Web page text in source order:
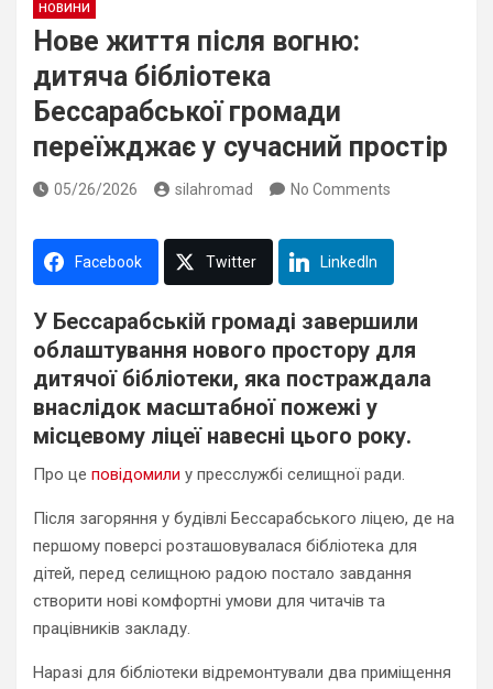
НОВИНИ
Нове життя після вогню:
дитяча бібліотека
Бессарабської громади
переїжджає у сучасний простір
05/26/2026 silahromad No Comments
Facebook Twitter LinkedIn
У Бессарабській громаді завершили
облаштування нового простору для
дитячої бібліотеки, яка постраждала
внаслідок масштабної пожежі у
місцевому ліцеї навесні цього року.
Про це повідомили у пресслужбі селищної ради.
Після загоряння у будівлі Бессарабського ліцею, де на
першому поверсі розташовувалася бібліотека для
дітей, перед селищною радою постало завдання
створити нові комфортні умови для читачів та
працівників закладу.
Наразі для бібліотеки відремонтували два приміщення